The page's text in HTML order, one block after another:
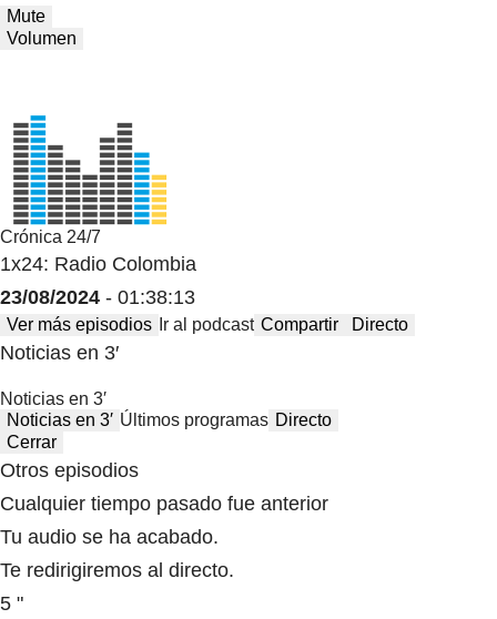
Mute
Volumen
Crónica 24/7
1x24: Radio Colombia
23/08/2024 - 01:38:13
Ver más episodios Ir al podcast Compartir Directo
Noticias en 3′
Noticias en 3′
Noticias en 3′ Últimos programas Directo
Cerrar
Otros episodios
Cualquier tiempo pasado fue anterior
Tu audio se ha acabado.
Te redirigiremos al directo.
5 "